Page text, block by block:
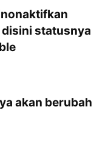
disini statusnya
akan berubah